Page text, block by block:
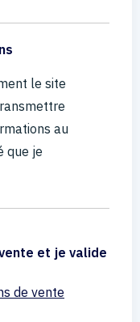
le site
au
que je
et je valide
de vente